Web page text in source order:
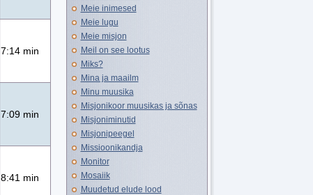
7:14 min
7:09 min
8:41 min
Meie inimesed
Meie lugu
Meie misjon
Meil on see lootus
Miks?
Mina ja maailm
Minu muusika
Misjonikoor muusikas ja sõnas
Misjoniminutid
Misjonipeegel
Missioonikandja
Monitor
Mosaiik
Muudetud elude lood